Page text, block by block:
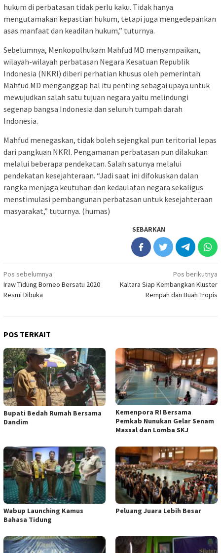
hukum di perbatasan tidak perlu kaku. Tidak hanya
mengutamakan kepastian hukum, tetapi juga mengedepankan
asas manfaat dan keadilan hukum,” tuturnya.
Sebelumnya, Menkopolhukam Mahfud MD menyampaikan,
wilayah-wilayah perbatasan Negara Kesatuan Republik
Indonesia (NKRI) diberi perhatian khusus oleh pemerintah.
Mahfud MD menganggap hal itu penting sebagai upaya untuk
mewujudkan salah satu tujuan negara yaitu melindungi
segenap bangsa Indonesia dan seluruh tumpah darah
Indonesia.
Mahfud menegaskan, tidak boleh sejengkal pun teritorial lepas
dari pangkuan NKRI. Pengamanan perbatasan pun dilakukan
melalui beberapa pendekatan. Salah satunya melalui
pendekatan kesejahteraan. “Jadi saat ini difokuskan dalan
rangka menjaga keutuhan dan kedaulatan negara sekaligus
menstimulasi pembangunan perbatasan untuk kesejahteraan
masyarakat,” tuturnya. (humas)
SEBARKAN
Navigasi
pos
Pos sebelumnya
Iraw Tidung Borneo Bersatu 2020
Resmi Dibuka
Pos berikutnya
Kaltara Siap Kembangkan Kluster
Rempah dan Buah Tropis
POS TERKAIT
Bupati Bedah Rumah Bersama
Dandim
Kemenpora RI Bersama
Pemkab Nunukan Gelar Senam
Massal dan Lomba SKJ
Wabup Launching Kamus
Bahasa Tidung
Peluang Juara Lebih Besar